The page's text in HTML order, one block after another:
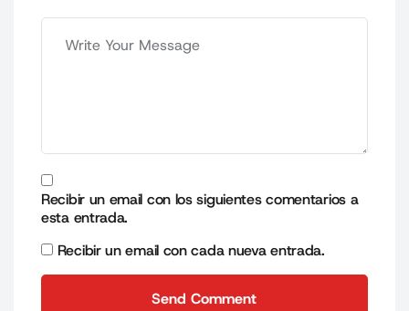
Recibir un email con los siguientes comentarios a
esta entrada.
Recibir un email con cada nueva entrada.
Send Comment